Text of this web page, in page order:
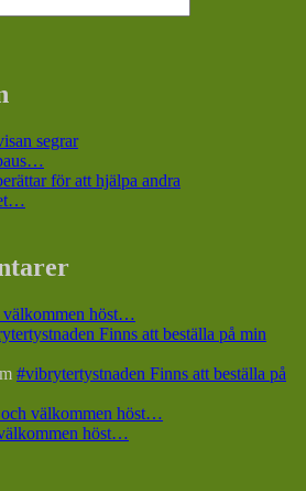
segrar
för att hjälpa andra
välkommen höst…
Finns att beställa på min
#vibrytertystnaden Finns att beställa på
välkommen höst…
höst…